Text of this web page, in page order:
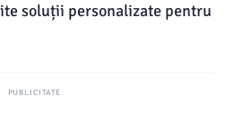
soluții personalizate pentru
PUBLICITATE